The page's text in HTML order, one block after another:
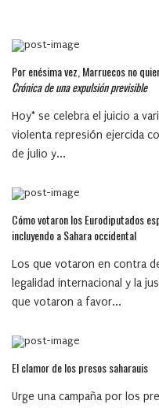
Por enésima vez, Marruecos no
Crónica de una expulsión previsible
Hoy* se celebra el juicio a
violenta represión ejercida
de julio y...
Cómo votaron los Eurodiputados
incluyendo a Sahara occidental
Los que votaron en contra
legalidad internacional y la
que votaron a favor...
El clamor de los presos saharauis
Urge una campaña por los